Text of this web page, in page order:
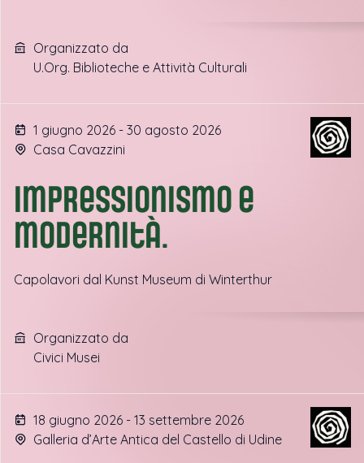
Organizzato da
U.Org. Biblioteche e Attività Culturali
1 giugno 2026 - 30 agosto 2026
Casa Cavazzini
Impressionismo e
modernità.
Capolavori dal Kunst Museum di Winterthur
Organizzato da
Civici Musei
18 giugno 2026 - 13 settembre 2026
Galleria d’Arte Antica del Castello di Udine